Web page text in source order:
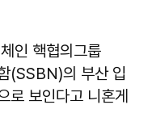
인 핵협의그룹
(SSBN)의 부산 입
로 보인다고 니혼게